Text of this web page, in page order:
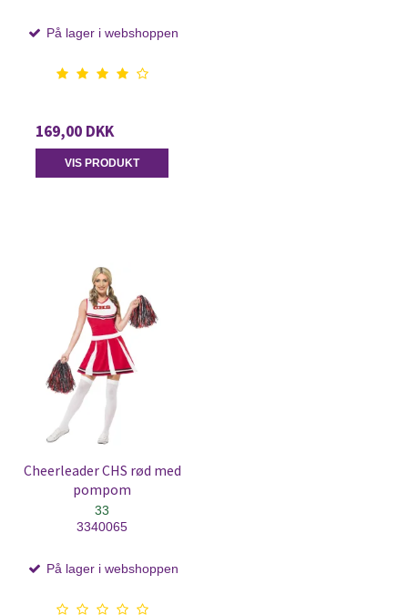
På lager i webshoppen
169,00 DKK
VIS PRODUKT
Cheerleader CHS rød med
pompom
33
3340065
På lager i webshoppen